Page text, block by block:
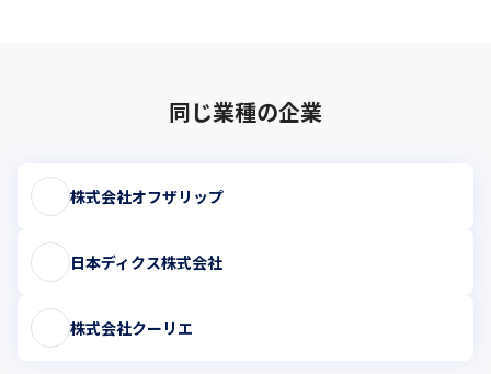
同じ業種の企業
株式会社オフザリップ
日本ディクス株式会社
株式会社クーリエ